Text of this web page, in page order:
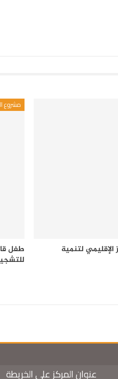
الإقليمي لتنمية
مشروع
طفل
عنوان المركز على الخريطة